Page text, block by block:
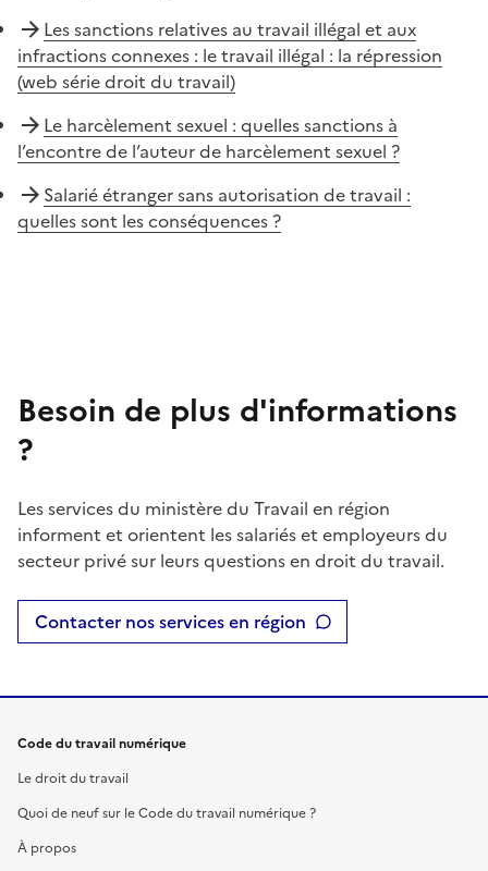
Les sanctions relatives au travail illégal et aux
infractions connexes : le travail illégal : la répression
(web série droit du travail)
Le harcèlement sexuel : quelles sanctions à
l’encontre de l’auteur de harcèlement sexuel ?
Salarié étranger sans autorisation de travail :
quelles sont les conséquences ?
Besoin de plus d'informations
?
Les services du ministère du Travail en région
informent et orientent les salariés et employeurs du
secteur privé sur leurs questions en droit du travail.
Contacter nos services en région
Code du travail numérique
Le droit du travail
Quoi de neuf sur le Code du travail numérique ?
À propos